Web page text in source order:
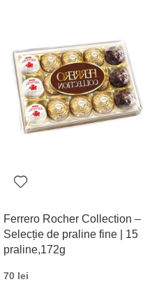
Ferrero Rocher Collection –
Selecție de praline fine | 15
praline,172g
70 lei